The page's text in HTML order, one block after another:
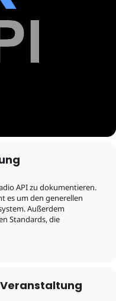
API zu dokumentieren.
es um den generellen
Außerdem
Standards, die